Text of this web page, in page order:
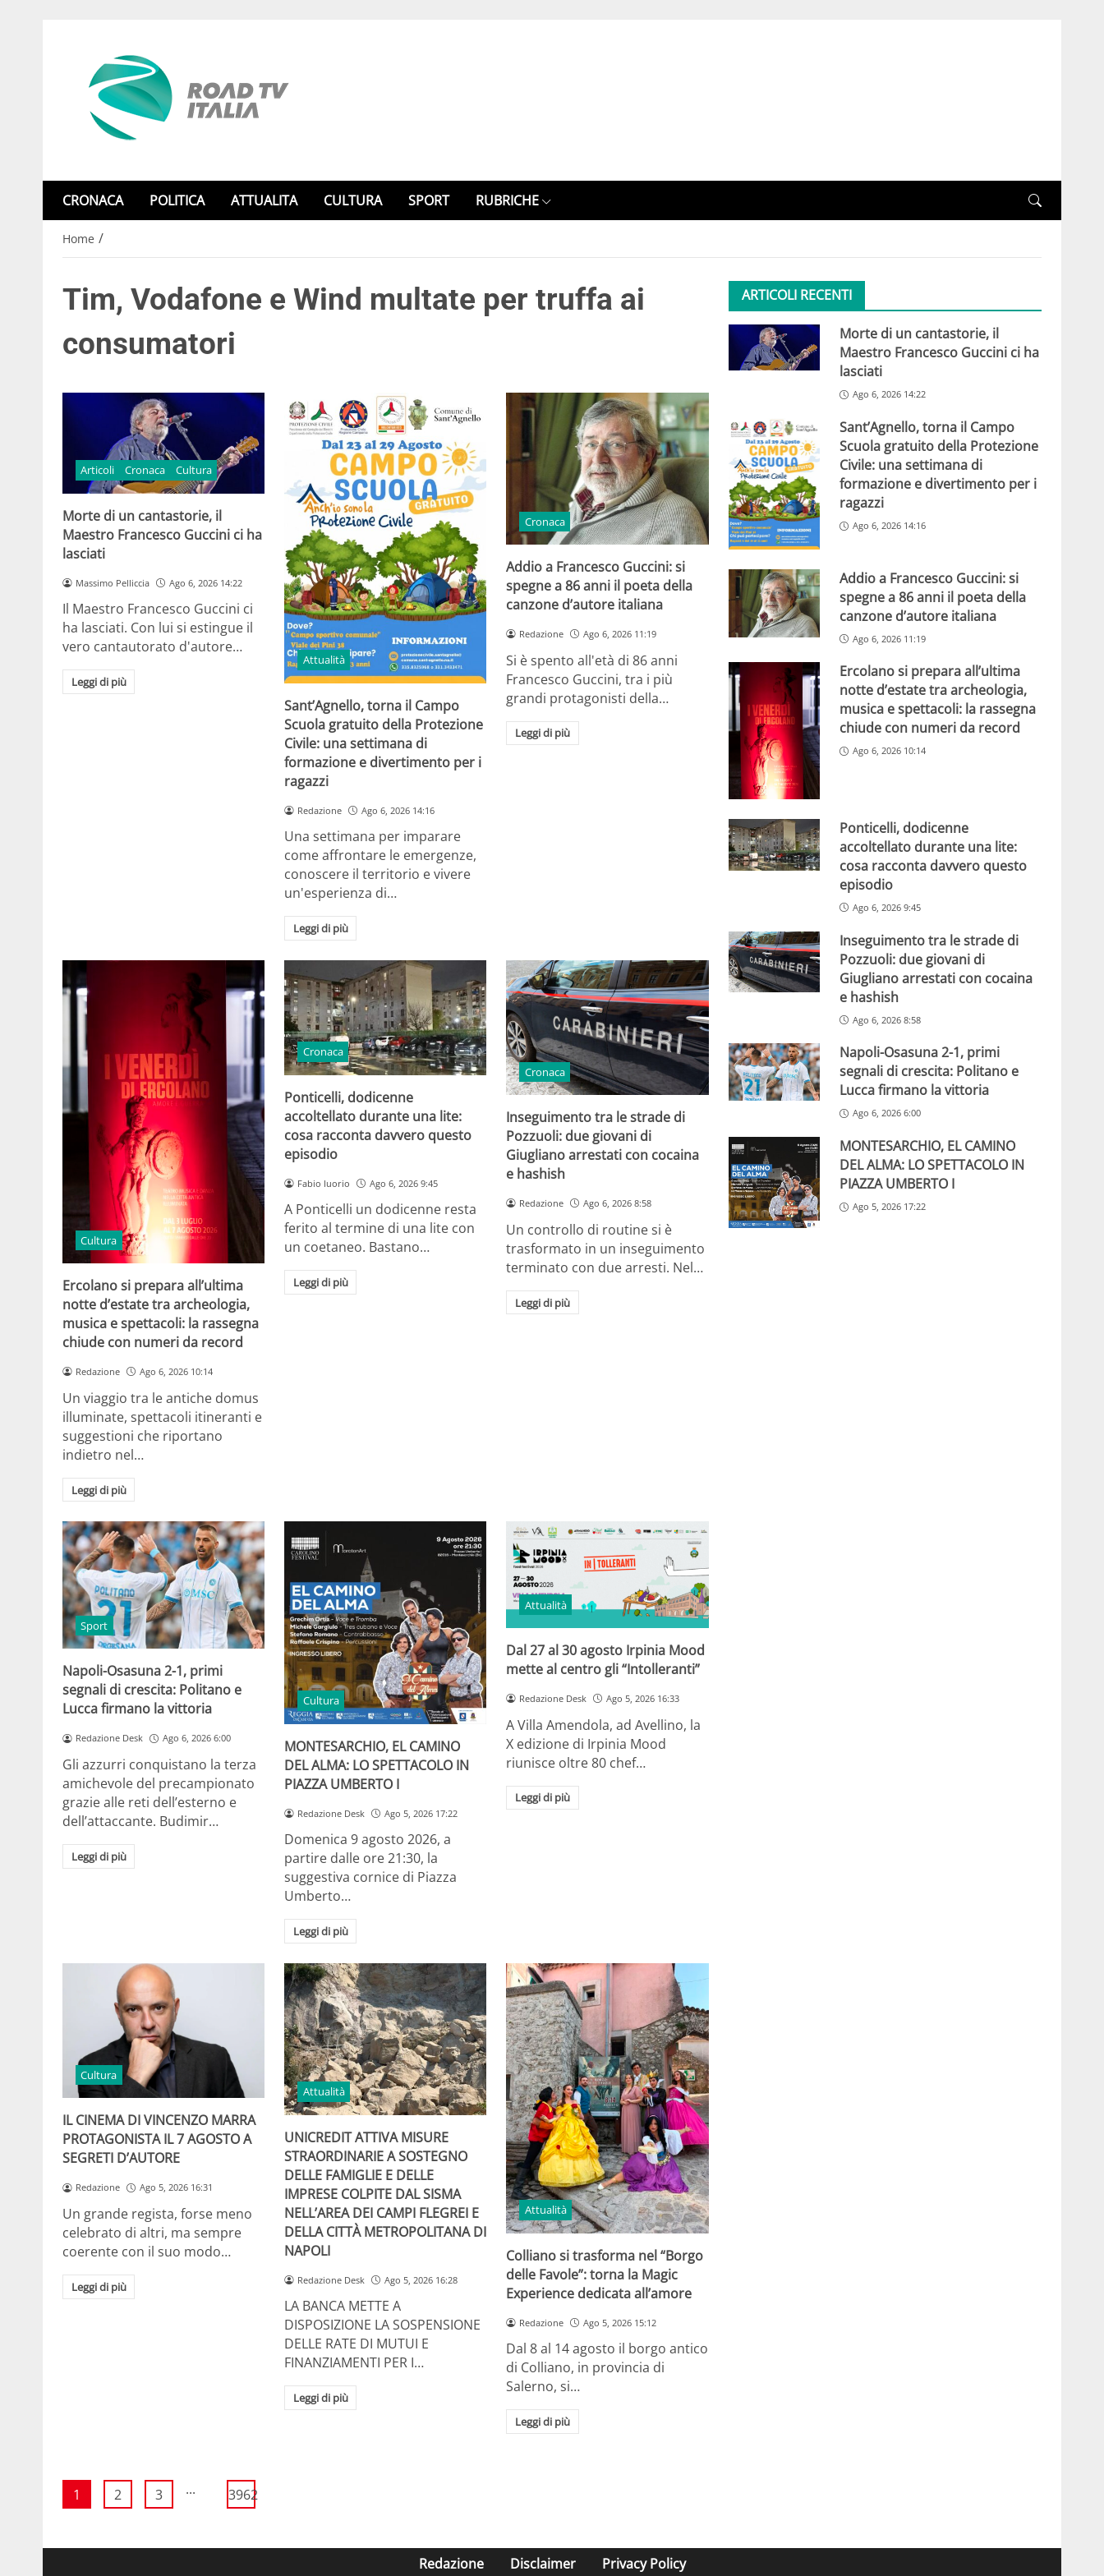
CRONACA POLITICA ATTUALITA CULTURA SPORT RUBRICHE
Home /
Tim, Vodafone e Wind multate per truffa ai
consumatori
Articoli Cronaca Cultura
Morte di un cantastorie, il
Maestro Francesco Guccini ci ha
lasciati
Massimo Pelliccia Ago 6, 2026 14:22
Il Maestro Francesco Guccini ci
ha lasciati. Con lui si estingue il
vero cantautorato d'autore…
Leggi di più
Attualità
Sant’Agnello, torna il Campo
Scuola gratuito della Protezione
Civile: una settimana di
formazione e divertimento per i
ragazzi
Redazione Ago 6, 2026 14:16
Una settimana per imparare
come affrontare le emergenze,
conoscere il territorio e vivere
un'esperienza di…
Leggi di più
Cronaca
Addio a Francesco Guccini: si
spegne a 86 anni il poeta della
canzone d’autore italiana
Redazione Ago 6, 2026 11:19
Si è spento all'età di 86 anni
Francesco Guccini, tra i più
grandi protagonisti della…
Leggi di più
Cultura
Ercolano si prepara all’ultima
notte d’estate tra archeologia,
musica e spettacoli: la rassegna
chiude con numeri da record
Redazione Ago 6, 2026 10:14
Un viaggio tra le antiche domus
illuminate, spettacoli itineranti e
suggestioni che riportano
indietro nel…
Leggi di più
Cronaca
Ponticelli, dodicenne
accoltellato durante una lite:
cosa racconta davvero questo
episodio
Fabio Iuorio Ago 6, 2026 9:45
A Ponticelli un dodicenne resta
ferito al termine di una lite con
un coetaneo. Bastano…
Leggi di più
Cronaca
Inseguimento tra le strade di
Pozzuoli: due giovani di
Giugliano arrestati con cocaina
e hashish
Redazione Ago 6, 2026 8:58
Un controllo di routine si è
trasformato in un inseguimento
terminato con due arresti. Nel…
Leggi di più
Sport
Napoli-Osasuna 2-1, primi
segnali di crescita: Politano e
Lucca firmano la vittoria
Redazione Desk Ago 6, 2026 6:00
Gli azzurri conquistano la terza
amichevole del precampionato
grazie alle reti dell’esterno e
dell’attaccante. Budimir…
Leggi di più
Cultura
MONTESARCHIO, EL CAMINO
DEL ALMA: LO SPETTACOLO IN
PIAZZA UMBERTO I
Redazione Desk Ago 5, 2026 17:22
Domenica 9 agosto 2026, a
partire dalle ore 21:30, la
suggestiva cornice di Piazza
Umberto…
Leggi di più
Attualità
Dal 27 al 30 agosto Irpinia Mood
mette al centro gli “Intolleranti”
Redazione Desk Ago 5, 2026 16:33
A Villa Amendola, ad Avellino, la
X edizione di Irpinia Mood
riunisce oltre 80 chef…
Leggi di più
Cultura
IL CINEMA DI VINCENZO MARRA
PROTAGONISTA IL 7 AGOSTO A
SEGRETI D’AUTORE
Redazione Ago 5, 2026 16:31
Un grande regista, forse meno
celebrato di altri, ma sempre
coerente con il suo modo…
Leggi di più
Attualità
UNICREDIT ATTIVA MISURE
STRAORDINARIE A SOSTEGNO
DELLE FAMIGLIE E DELLE
IMPRESE COLPITE DAL SISMA
NELL’AREA DEI CAMPI FLEGREI E
DELLA CITTÀ METROPOLITANA DI
NAPOLI
Redazione Desk Ago 5, 2026 16:28
LA BANCA METTE A
DISPOSIZIONE LA SOSPENSIONE
DELLE RATE DI MUTUI E
FINANZIAMENTI PER I…
Leggi di più
Attualità
Colliano si trasforma nel “Borgo
delle Favole”: torna la Magic
Experience dedicata all’amore
Redazione Ago 5, 2026 15:12
Dal 8 al 14 agosto il borgo antico
di Colliano, in provincia di
Salerno, si…
Leggi di più
1 2 3 ... 3962
ARTICOLI RECENTI
Morte di un cantastorie, il
Maestro Francesco Guccini ci ha
lasciati
Ago 6, 2026 14:22
Sant’Agnello, torna il Campo
Scuola gratuito della Protezione
Civile: una settimana di
formazione e divertimento per i
ragazzi
Ago 6, 2026 14:16
Addio a Francesco Guccini: si
spegne a 86 anni il poeta della
canzone d’autore italiana
Ago 6, 2026 11:19
Ercolano si prepara all’ultima
notte d’estate tra archeologia,
musica e spettacoli: la rassegna
chiude con numeri da record
Ago 6, 2026 10:14
Ponticelli, dodicenne
accoltellato durante una lite:
cosa racconta davvero questo
episodio
Ago 6, 2026 9:45
Inseguimento tra le strade di
Pozzuoli: due giovani di
Giugliano arrestati con cocaina
e hashish
Ago 6, 2026 8:58
Napoli-Osasuna 2-1, primi
segnali di crescita: Politano e
Lucca firmano la vittoria
Ago 6, 2026 6:00
MONTESARCHIO, EL CAMINO
DEL ALMA: LO SPETTACOLO IN
PIAZZA UMBERTO I
Ago 5, 2026 17:22
Redazione Disclaimer Privacy Policy